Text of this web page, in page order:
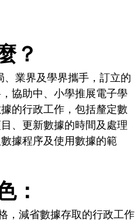
？
業界及學界攜手，訂立的
協助中、小學推展電子學
的行政工作，包括釐定數
、更新數據的時間及處理
據程序及使用數據的範
：
，減省數據存取的行政工作